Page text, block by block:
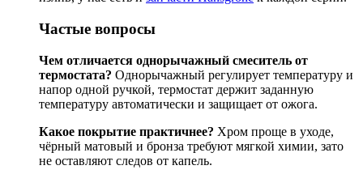
Частые вопросы
Чем отличается однорычажный смеситель от
термостата? Однорычажный регулирует температуру и
напор одной ручкой, термостат держит заданную
температуру автоматически и защищает от ожога.
Какое покрытие практичнее? Хром проще в уходе,
чёрный матовый и бронза требуют мягкой химии, зато
не оставляют следов от капель.